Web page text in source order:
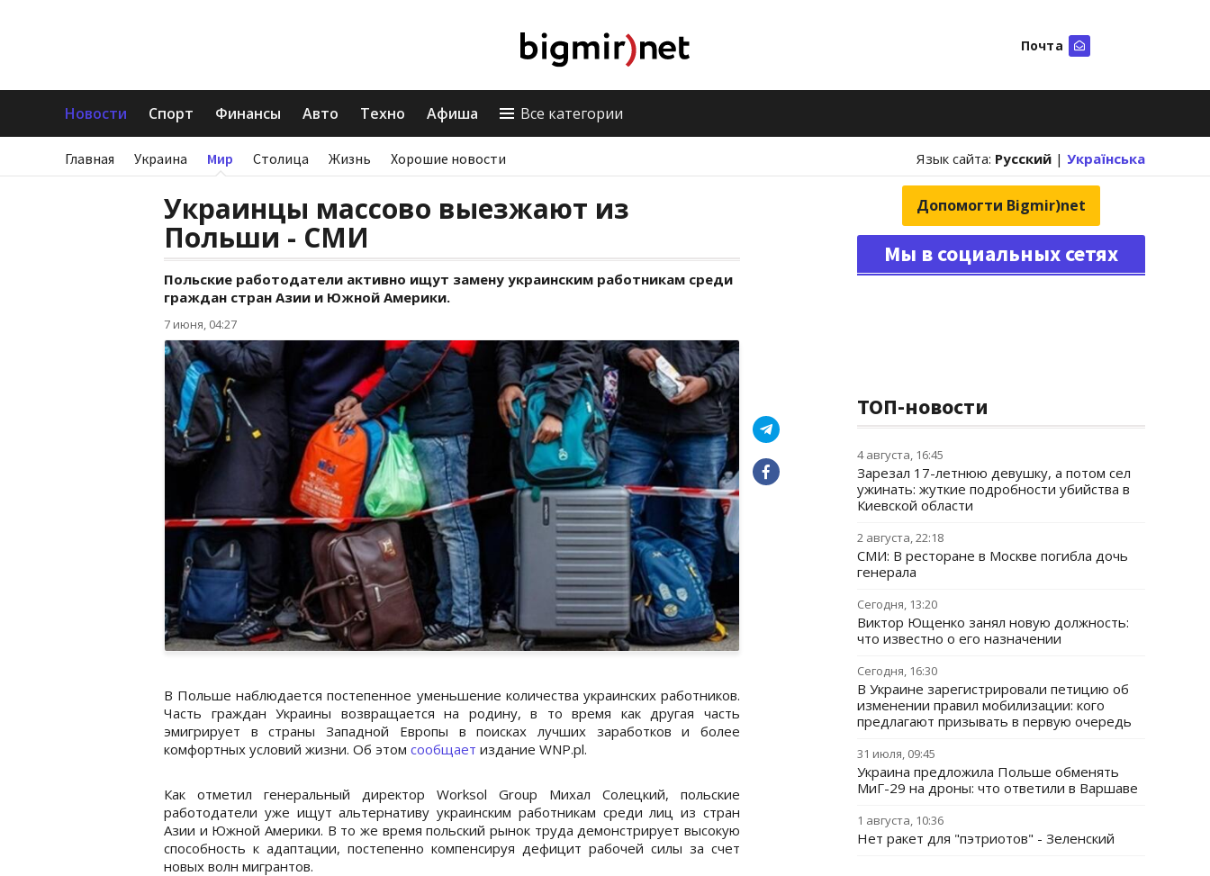
Почта
Новости Спорт Финансы Авто Техно Афиша Все категории
Главная Украина Мир Столица Жизнь Хорошие новости Язык сайта: Русский | Українська
Украинцы массово выезжают из
Польши - СМИ
Польские работодатели активно ищут замену украинским работникам среди
граждан стран Азии и Южной Америки.
7 июня, 04:27
В Польше наблюдается постепенное уменьшение количества украинских работников.
Часть граждан Украины возвращается на родину, в то время как другая часть
эмигрирует в страны Западной Европы в поисках лучших заработков и более
комфортных условий жизни. Об этом сообщает издание WNP.pl.
Как отметил генеральный директор Worksol Group Михал Солецкий, польские
работодатели уже ищут альтернативу украинским работникам среди лиц из стран
Азии и Южной Америки. В то же время польский рынок труда демонстрирует высокую
способность к адаптации, постепенно компенсируя дефицит рабочей силы за счет
новых волн мигрантов.
Допомогти Bigmir)net
Мы в социальных сетях
ТОП-новости
4 августа, 16:45
Зарезал 17-летнюю девушку, а потом сел
ужинать: жуткие подробности убийства в
Киевской области
2 августа, 22:18
СМИ: В ресторане в Москве погибла дочь
генерала
Сегодня, 13:20
Виктор Ющенко занял новую должность:
что известно о его назначении
Сегодня, 16:30
В Украине зарегистрировали петицию об
изменении правил мобилизации: кого
предлагают призывать в первую очередь
31 июля, 09:45
Украина предложила Польше обменять
МиГ-29 на дроны: что ответили в Варшаве
1 августа, 10:36
Нет ракет для "пэтриотов" - Зеленский